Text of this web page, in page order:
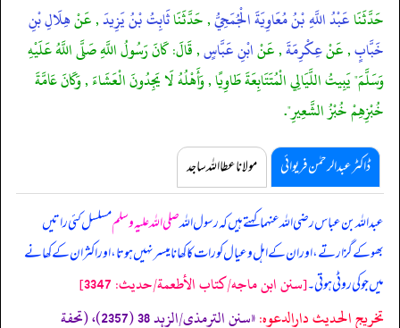
حَدَّثَنَاعَبْدُ اللَّهِ بْنُ مُعَاوِيَةَ الْجُمَحِيُّ, حَدَّثَنَاثَابِتُ بْنُ يَزِيدَ, عَنْهِلَالِ بْنِ
خَبَّابٍ, عَنْعِكْرِمَةَ, عَنْابْنِ عَبَّاسٍ, قَالَ: كَانَ رَسُولُ اللَّهِ صَلَّى اللَّهُ عَلَيْهِ
وَسَلَّمَ" يَبِيتُ اللَّيَالِي الْمُتَتَابِعَةَ طَاوِيًا , وَأَهْلُهُ لَا يَجِدُونَ الْعَشَاءَ , وَكَانَ عَامَّةَ
خُبْزِهِمْ خُبْزُ الشَّعِيرِ".
ڈاکٹر عبدالرحمٰن فریوائی مولانا عطا اللہ ساجد
عبداللہ بن عباس رضی اللہ عنہما کہتے ہیں کہرسول اللہصلی اللہ علیہ وسلممسلسل کئی راتیں
بھوکے گزارتے، اور ان کے اہل و عیال کو رات کا کھانا میسر نہیں ہوتا، اور اکثر ان کے کھانے
میں جو کی روٹی ہوتی۔[سنن ابن ماجه/كتاب الأطعمة/حدیث: 3347]
تخریج الحدیث دارالدعوہ:
«سنن الترمذی/الزہد 38 (2357)، (تحفة